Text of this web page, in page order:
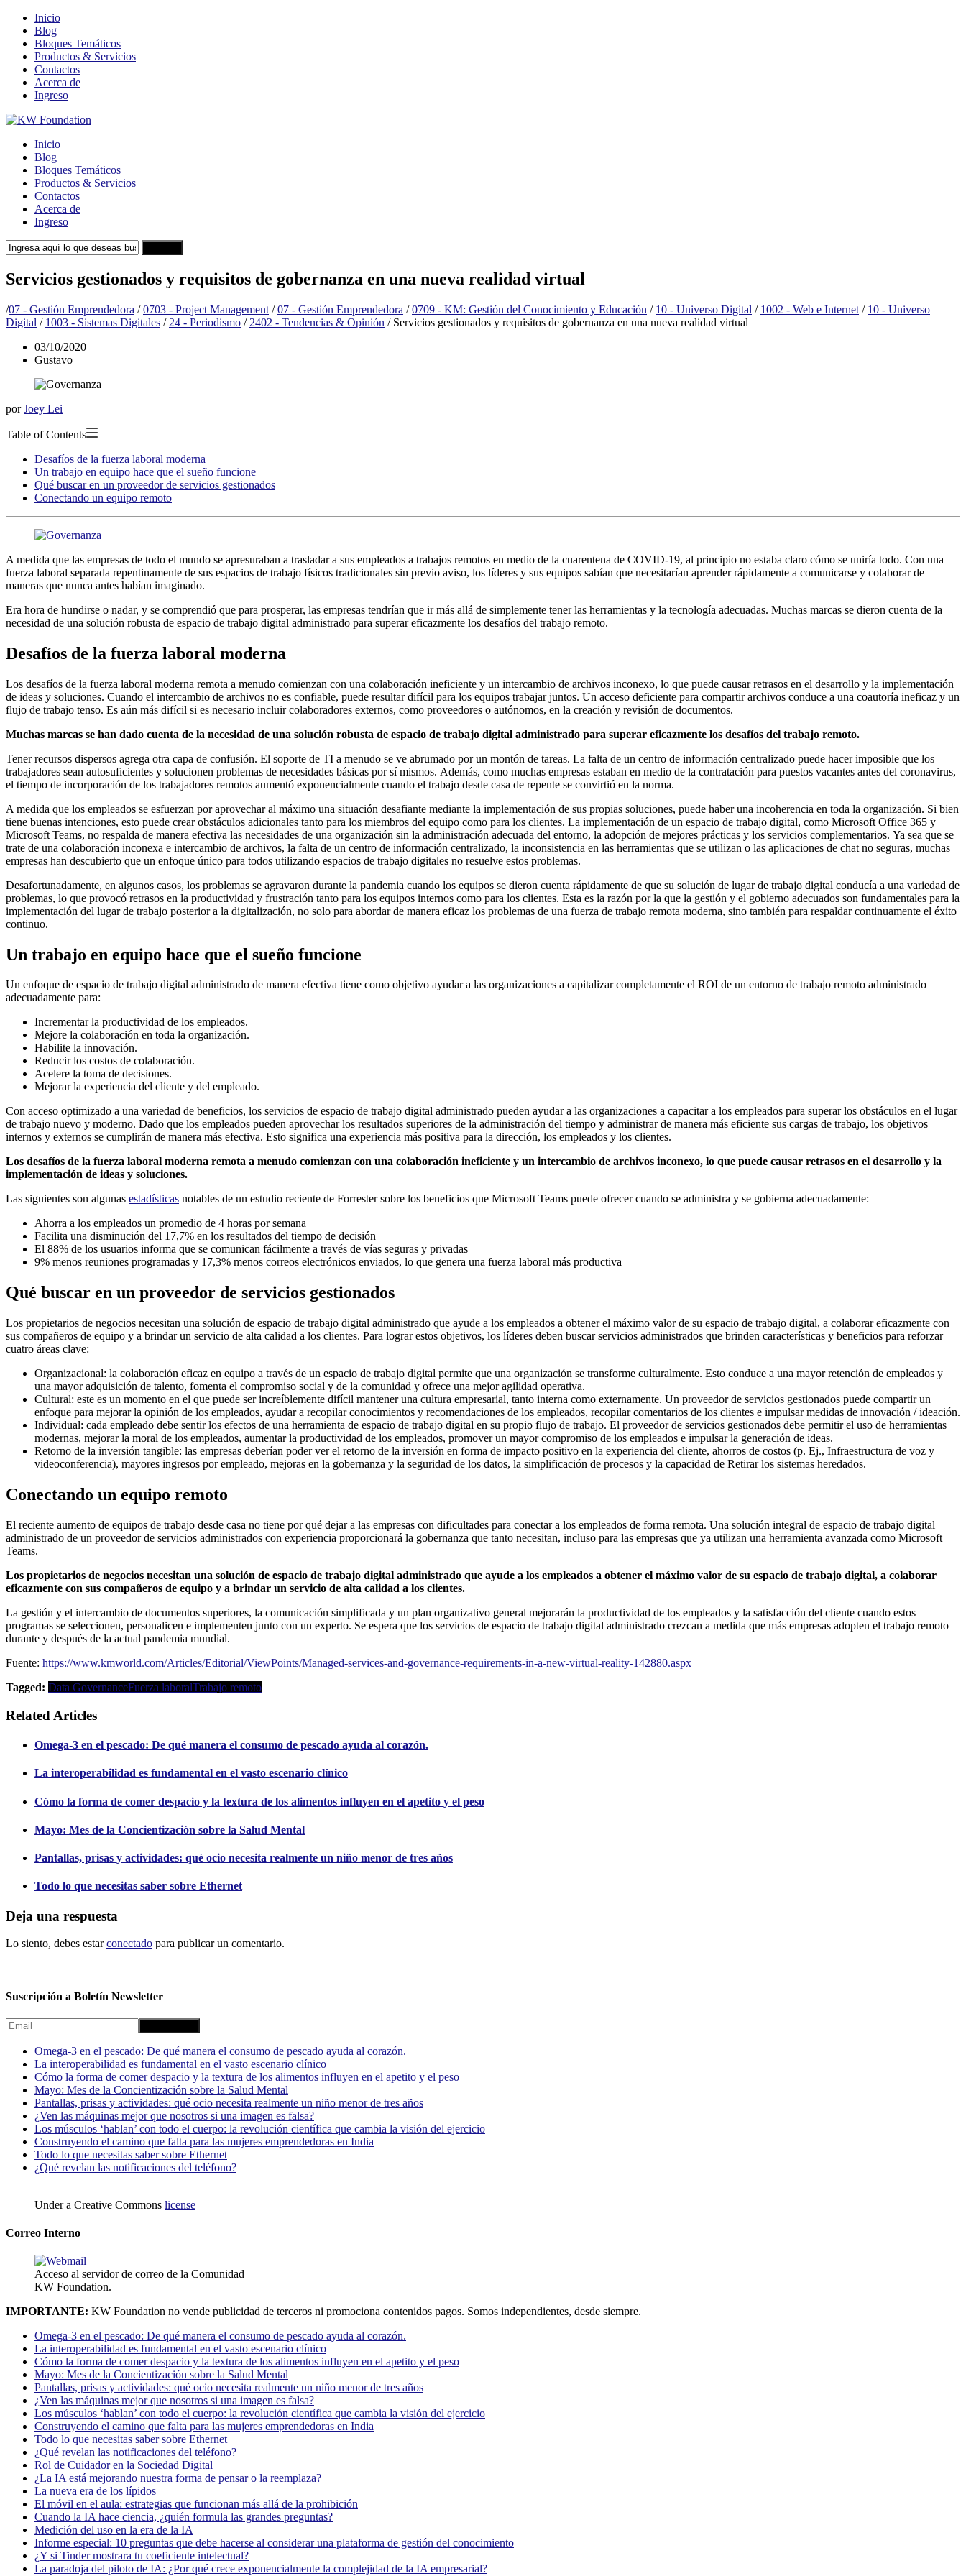
Inicio
Blog
Bloques Temáticos
Productos & Servicios
Contactos
Acerca de
Ingreso
Inicio
Blog
Bloques Temáticos
Productos & Servicios
Contactos
Acerca de
Ingreso
Servicios gestionados y requisitos de gobernanza en una nueva realidad virtual
/07 - Gestión Emprendedora / 0703 - Project Management / 07 - Gestión Emprendedora / 0709 - KM: Gestión del Conocimiento y Educación / 10 - Universo Digital / 1002 - Web e Internet / 10 - Universo
Digital / 1003 - Sistemas Digitales / 24 - Periodismo / 2402 - Tendencias & Opinión /Servicios gestionados y requisitos de gobernanza en una nueva realidad virtual
03/10/2020
Gustavo
porJoey Lei
Table of Contents
Desafíos de la fuerza laboral moderna
Un trabajo en equipo hace que el sueño funcione
Qué buscar en un proveedor de servicios gestionados
Conectando un equipo remoto
A medida que las empresas de todo el mundo se apresuraban a trasladar a sus empleados a trabajos remotos en medio de la cuarentena de COVID-19, al principio no estaba claro cómo se uniría todo. Con una
fuerza laboral separada repentinamente de sus espacios de trabajo físicos tradicionales sin previo aviso, los líderes y sus equipos sabían que necesitarían aprender rápidamente a comunicarse y colaborar de
maneras que nunca antes habían imaginado.
Era hora de hundirse o nadar, y se comprendió que para prosperar, las empresas tendrían que ir más allá de simplemente tener las herramientas y la tecnología adecuadas. Muchas marcas se dieron cuenta de la
necesidad de una solución robusta de espacio de trabajo digital administrado para superar eficazmente los desafíos del trabajo remoto.
Desafíos de la fuerza laboral moderna
Los desafíos de la fuerza laboral moderna remota a menudo comienzan con una colaboración ineficiente y un intercambio de archivos inconexo, lo que puede causar retrasos en el desarrollo y la implementación
de ideas y soluciones. Cuando el intercambio de archivos no es confiable, puede resultar difícil para los equipos trabajar juntos. Un acceso deficiente para compartir archivos conduce a una coautoría ineficaz y un
flujo de trabajo tenso. Es aún más difícil si es necesario incluir colaboradores externos, como proveedores o autónomos, en la creación y revisión de documentos.
Muchas marcas se han dado cuenta de la necesidad de una solución robusta de espacio de trabajo digital administrado para superar eficazmente los desafíos del trabajo remoto.
Tener recursos dispersos agrega otra capa de confusión. El soporte de TI a menudo se ve abrumado por un montón de tareas. La falta de un centro de información centralizado puede hacer imposible que los
trabajadores sean autosuficientes y solucionen problemas de necesidades básicas por sí mismos. Además, como muchas empresas estaban en medio de la contratación para puestos vacantes antes del coronavirus,
el tiempo de incorporación de los trabajadores remotos aumentó exponencialmente cuando el trabajo desde casa de repente se convirtió en la norma.
A medida que los empleados se esfuerzan por aprovechar al máximo una situación desafiante mediante la implementación de sus propias soluciones, puede haber una incoherencia en toda la organización. Si bien
tiene buenas intenciones, esto puede crear obstáculos adicionales tanto para los miembros del equipo como para los clientes. La implementación de un espacio de trabajo digital, como Microsoft Office 365 y
Microsoft Teams, no respalda de manera efectiva las necesidades de una organización sin la administración adecuada del entorno, la adopción de mejores prácticas y los servicios complementarios. Ya sea que se
trate de una colaboración inconexa e intercambio de archivos, la falta de un centro de información centralizado, la inconsistencia en las herramientas que se utilizan o las aplicaciones de chat no seguras, muchas
empresas han descubierto que un enfoque único para todos utilizando espacios de trabajo digitales no resuelve estos problemas.
Desafortunadamente, en algunos casos, los problemas se agravaron durante la pandemia cuando los equipos se dieron cuenta rápidamente de que su solución de lugar de trabajo digital conducía a una variedad de
problemas, lo que provocó retrasos en la productividad y frustración tanto para los equipos internos como para los clientes. Esta es la razón por la que la gestión y el gobierno adecuados son fundamentales para la
implementación del lugar de trabajo posterior a la digitalización, no solo para abordar de manera eficaz los problemas de una fuerza de trabajo remota moderna, sino también para respaldar continuamente el éxito
continuo.
Un trabajo en equipo hace que el sueño funcione
Un enfoque de espacio de trabajo digital administrado de manera efectiva tiene como objetivo ayudar a las organizaciones a capitalizar completamente el ROI de un entorno de trabajo remoto administrado
adecuadamente para:
Incrementar la productividad de los empleados.
Mejore la colaboración en toda la organización.
Habilite la innovación.
Reducir los costos de colaboración.
Acelere la toma de decisiones.
Mejorar la experiencia del cliente y del empleado.
Con acceso optimizado a una variedad de beneficios, los servicios de espacio de trabajo digital administrado pueden ayudar a las organizaciones a capacitar a los empleados para superar los obstáculos en el lugar
de trabajo nuevo y moderno. Dado que los empleados pueden aprovechar los resultados superiores de la administración del tiempo y administrar de manera más eficiente sus cargas de trabajo, los objetivos
internos y externos se cumplirán de manera más efectiva. Esto significa una experiencia más positiva para la dirección, los empleados y los clientes.
Los desafíos de la fuerza laboral moderna remota a menudo comienzan con una colaboración ineficiente y un intercambio de archivos inconexo, lo que puede causar retrasos en el desarrollo y la
implementación de ideas y soluciones.
Las siguientes son algunas estadísticas notables de un estudio reciente de Forrester sobre los beneficios que Microsoft Teams puede ofrecer cuando se administra y se gobierna adecuadamente:
Ahorra a los empleados un promedio de 4 horas por semana
Facilita una disminución del 17,7% en los resultados del tiempo de decisión
El 88% de los usuarios informa que se comunican fácilmente a través de vías seguras y privadas
9% menos reuniones programadas y 17,3% menos correos electrónicos enviados, lo que genera una fuerza laboral más productiva
Qué buscar en un proveedor de servicios gestionados
Los propietarios de negocios necesitan una solución de espacio de trabajo digital administrado que ayude a los empleados a obtener el máximo valor de su espacio de trabajo digital, a colaborar eficazmente con
sus compañeros de equipo y a brindar un servicio de alta calidad a los clientes. Para lograr estos objetivos, los líderes deben buscar servicios administrados que brinden características y beneficios para reforzar
cuatro áreas clave:
Organizacional: la colaboración eficaz en equipo a través de un espacio de trabajo digital permite que una organización se transforme culturalmente. Esto conduce a una mayor retención de empleados y
una mayor adquisición de talento, fomenta el compromiso social y de la comunidad y ofrece una mejor agilidad operativa.
Cultural: este es un momento en el que puede ser increíblemente difícil mantener una cultura empresarial, tanto interna como externamente. Un proveedor de servicios gestionados puede compartir un
enfoque para mejorar la opinión de los empleados, ayudar a recopilar conocimientos y recomendaciones de los empleados, recopilar comentarios de los clientes e impulsar medidas de innovación / ideación.
Individual: cada empleado debe sentir los efectos de una herramienta de espacio de trabajo digital en su propio flujo de trabajo. El proveedor de servicios gestionados debe permitir el uso de herramientas
modernas, mejorar la moral de los empleados, aumentar la productividad de los empleados, promover un mayor compromiso de los empleados e impulsar la generación de ideas.
Retorno de la inversión tangible: las empresas deberían poder ver el retorno de la inversión en forma de impacto positivo en la experiencia del cliente, ahorros de costos (p. Ej., Infraestructura de voz y
videoconferencia), mayores ingresos por empleado, mejoras en la gobernanza y la seguridad de los datos, la simplificación de procesos y la capacidad de Retirar los sistemas heredados.
Conectando un equipo remoto
El reciente aumento de equipos de trabajo desde casa no tiene por qué dejar a las empresas con dificultades para conectar a los empleados de forma remota. Una solución integral de espacio de trabajo digital
administrado de un proveedor de servicios administrados con experiencia proporcionará la gobernanza que tanto necesitan, incluso para las empresas que ya utilizan una herramienta avanzada como Microsoft
Teams.
Los propietarios de negocios necesitan una solución de espacio de trabajo digital administrado que ayude a los empleados a obtener el máximo valor de su espacio de trabajo digital, a colaborar
eficazmente con sus compañeros de equipo y a brindar un servicio de alta calidad a los clientes.
La gestión y el intercambio de documentos superiores, la comunicación simplificada y un plan organizativo general mejorarán la productividad de los empleados y la satisfacción del cliente cuando estos
programas se seleccionen, personalicen e implementen junto con un experto. Se espera que los servicios de espacio de trabajo digital administrado crezcan a medida que más empresas adopten el trabajo remoto
durante y después de la actual pandemia mundial.
Fuente: https://www.kmworld.com/Articles/Editorial/ViewPoints/Managed-services-and-governance-requirements-in-a-new-virtual-reality-142880.aspx
Tagged: Data GovernanceFuerza laboralTrabajo remoto
Related Articles
Omega-3 en el pescado: De qué manera el consumo de pescado ayuda al corazón.
La interoperabilidad es fundamental en el vasto escenario clínico
Cómo la forma de comer despacio y la textura de los alimentos influyen en el apetito y el peso
Mayo: Mes de la Concientización sobre la Salud Mental
Pantallas, prisas y actividades: qué ocio necesita realmente un niño menor de tres años
Todo lo que necesitas saber sobre Ethernet
Deja una respuesta
Lo siento, debes estarconectado para publicar un comentario.
Suscripción a Boletín Newsletter
Omega-3 en el pescado: De qué manera el consumo de pescado ayuda al corazón.
La interoperabilidad es fundamental en el vasto escenario clínico
Cómo la forma de comer despacio y la textura de los alimentos influyen en el apetito y el peso
Mayo: Mes de la Concientización sobre la Salud Mental
Pantallas, prisas y actividades: qué ocio necesita realmente un niño menor de tres años
¿Ven las máquinas mejor que nosotros si una imagen es falsa?
Los músculos ‘hablan’ con todo el cuerpo: la revolución científica que cambia la visión del ejercicio
Construyendo el camino que falta para las mujeres emprendedoras en India
Todo lo que necesitas saber sobre Ethernet
¿Qué revelan las notificaciones del teléfono?
Under a Creative Commons license
Correo Interno
Acceso al servidor de correo de la Comunidad
KW Foundation.
IMPORTANTE: KW Foundation no vende publicidad de terceros ni promociona contenidos pagos. Somos independientes, desde siempre.
Omega-3 en el pescado: De qué manera el consumo de pescado ayuda al corazón.
La interoperabilidad es fundamental en el vasto escenario clínico
Cómo la forma de comer despacio y la textura de los alimentos influyen en el apetito y el peso
Mayo: Mes de la Concientización sobre la Salud Mental
Pantallas, prisas y actividades: qué ocio necesita realmente un niño menor de tres años
¿Ven las máquinas mejor que nosotros si una imagen es falsa?
Los músculos ‘hablan’ con todo el cuerpo: la revolución científica que cambia la visión del ejercicio
Construyendo el camino que falta para las mujeres emprendedoras en India
Todo lo que necesitas saber sobre Ethernet
¿Qué revelan las notificaciones del teléfono?
Rol de Cuidador en la Sociedad Digital
¿La IA está mejorando nuestra forma de pensar o la reemplaza?
La nueva era de los lípidos
El móvil en el aula: estrategias que funcionan más allá de la prohibición
Cuando la IA hace ciencia, ¿quién formula las grandes preguntas?
Medición del uso en la era de la IA
Informe especial: 10 preguntas que debe hacerse al considerar una plataforma de gestión del conocimiento
¿Y si Tinder mostrara tu coeficiente intelectual?
La paradoja del piloto de IA: ¿Por qué crece exponencialmente la complejidad de la IA empresarial?